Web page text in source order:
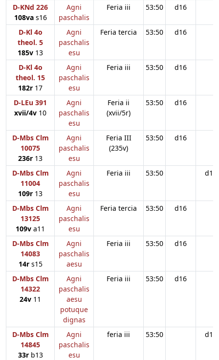
D-KNd 226
108vas16
Agni
paschalis
Feria iii 53:50 d16
D-Kl 4o
theol. 5
185v 13
Agni
paschalis
esu
Feria tercia 53:50 d16
D-Kl 4o
theol. 15
182r 17
Agni
paschalis
esu
Feria iii 53:50 d16
D-LEu 391
xvii/4v 10
Agni
paschalis
esu
Feria ii
(xvii/5r)
53:50 d16
D-Mbs Clm
10075
236r 13
Agni
paschalis
esu
Feria III
(235v)
53:50 d16
D-Mbs Clm
11004
109r 13
Agni
paschalis
esu
Feria iii 53:50 d16
D-Mbs Clm
13125
109v a11
Agni
paschalis
esu
Feria tercia 53:50 d16
D-Mbs Clm
14083
14rs15
Agni
paschalis
aesu
Feria iii 53:50 d16
D-Mbs Clm
14322
24v 11
Agni
paschalis
aesu
potuque
dignas
Feria iii 53:50 d16
D-Mbs Clm
14845
33rb13
Agni
paschalis
esu
feria iii 53:50 d16